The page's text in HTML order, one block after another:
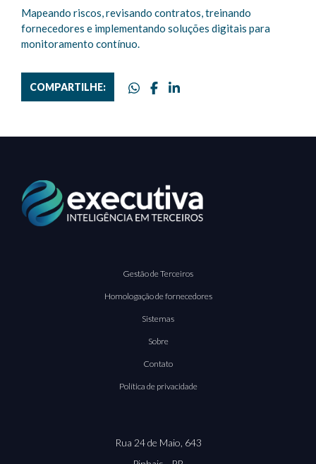
Mapeando riscos, revisando contratos, treinando
fornecedores e implementando soluções digitais para
monitoramento contínuo.
COMPARTILHE:
Gestão de Terceiros
Homologação de fornecedores
Sistemas
Sobre
Contato
Política de privacidade
Rua 24 de Maio, 643